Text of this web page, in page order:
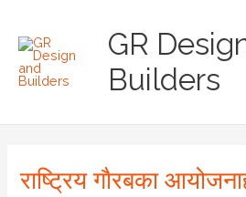
content
GR
Builders
राष्ट्रिय गाैरबका